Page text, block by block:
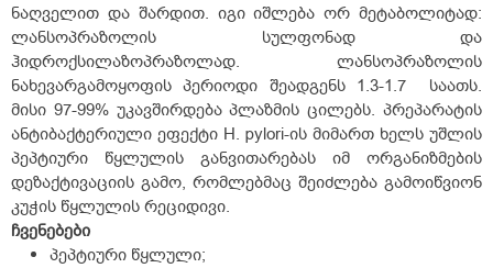
ნაღველით და შარდით. იგი იშლება ორ მეტაბოლიტად:
ლანსოპრაზოლის სულფონად და
ჰიდროქსილაზოპრაზოლად. ლანსოპრაზოლის
ნახევარგამოყოფის პერიოდი შეადგენს 1.3-1.7 საათს.
მისი 97-99% უკავშირდება პლაზმის ცილებს. პრეპარატის
ანტიბაქტერიული ეფექტი H. pylori-ის მიმართ ხელს უშლის
პეპტიური წყლულის განვითარებას იმ ორგანიზმების
დეზაქტივაციის გამო, რომლებმაც შეიძლება გამოიწვიონ
კუჭის წყლულის რეციდივი.
ჩვენებები
პეპტიური წყლული;